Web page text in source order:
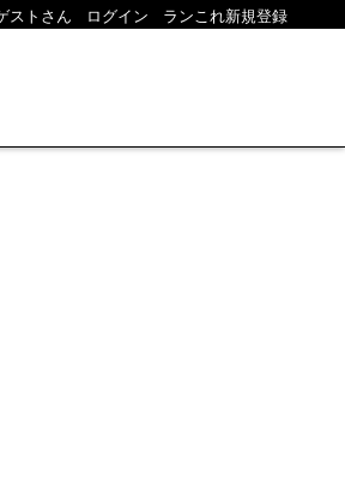
ストさん ログイン ランこれ新規登録